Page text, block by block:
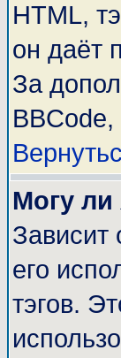
HTML,
он даёт
За
Могу ли
Зависит
его
тэгов.